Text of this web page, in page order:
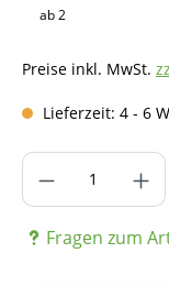
ab2
Preise inkl. MwSt.
Lieferzeit: 4 - 6
Produkt
Fragen zum